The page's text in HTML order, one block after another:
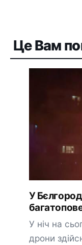
Це Вам
У
У ніч на
дрони